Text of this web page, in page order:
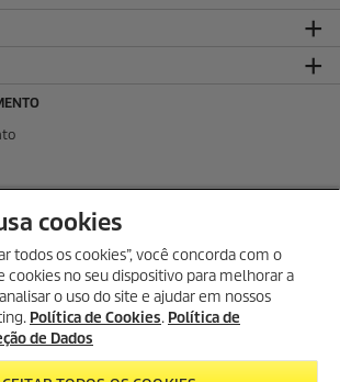
SOCIAIScookies
todos os cookies”, você concorda com o
no seu dispositivo para melhorar a
o uso do site e ajudar em nossos
Política de Cookies. Política de
de Dados